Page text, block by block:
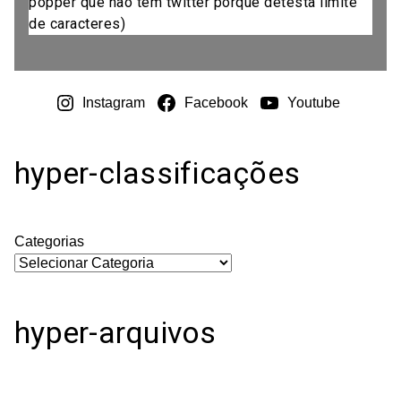
de caracteres)
Instagram Facebook Youtube
hyper-classificações
Categorias
hyper-arquivos